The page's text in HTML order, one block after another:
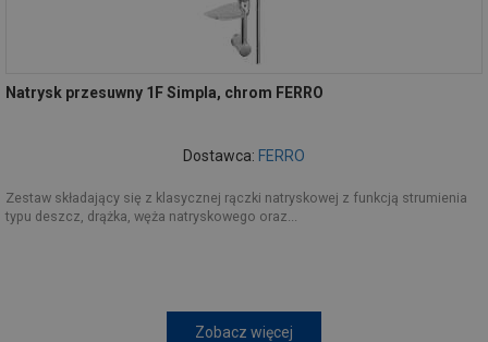
Natrysk przesuwny 1F Simpla, chrom FERRO
Dostawca: FERRO
Zestaw składający się z klasycznej rączki natryskowej z funkcją strumienia
typu deszcz, drążka, węża natryskowego oraz...
Zobacz więcej